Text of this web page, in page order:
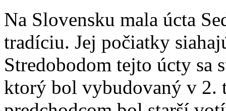
Na Slovensku mala úcta
tradíciu. Jej počiatky
Stredobodom tejto úcty sa
ktorý bol vybudovaný v 2.